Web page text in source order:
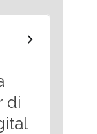
di